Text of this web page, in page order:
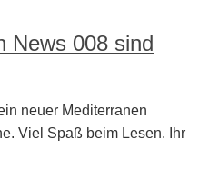
News 008 sind
neuer Mediterranen
Viel Spaß beim Lesen. Ihr